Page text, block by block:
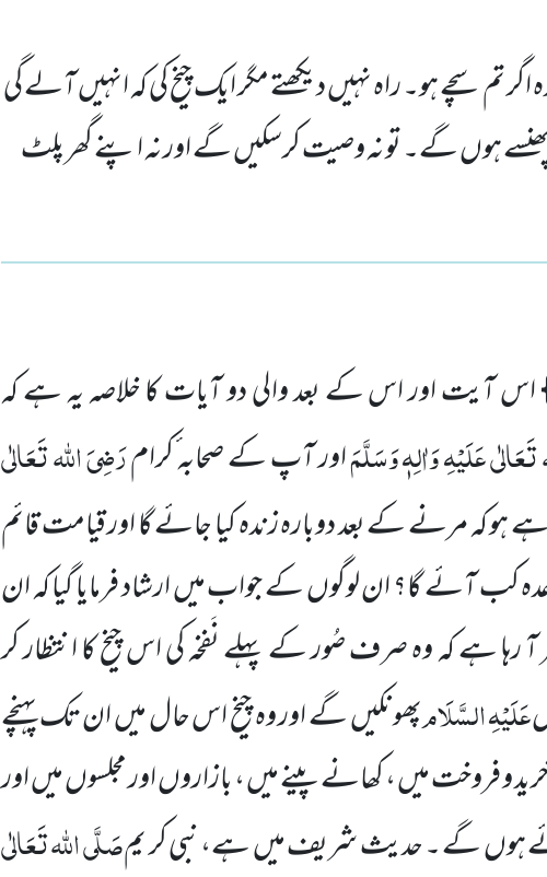
تم سچے ہو۔ راہ نہیں دیکھتے مگر ایک چیخ کی کہ انہیں آلے گی
ہوں گے۔ تو نہ وصیت کرسکیں گے اور نہ اپنے گھر پلٹ
اس آیت اور اس کے بعد والی دو آیات کا خلاصہ یہ ہے کہ
عَلَیْہِ وَاٰلِہٖ وَسَلَّمَاور آپ کے صحابہ ٔکرامرَضِیَ اللہ تَعَالٰی
ہو کہ مرنے کے بعد دوبارہ زندہ کیا جائے گا اور قیامت قائم
وعدہ کب آئے گا؟ ان لوگوںکے جواب میںارشاد فرمایا گیا کہان
رہا ہے کہ وہ صرف صُور کے پہلے نَفخہ کی اس چیخ کا انتظار کر
عَلَیْہِالسَّلَامپھونکیںگے اور وہ چیخ اس حال میںان تک پہنچے
و فروخت میں، کھانے پینے میں، بازاروںاور مجلسوںمیںاور
ہوںگے ۔ حدیث شریف میںہے، نبی کر یمصَلَّی اللہ تَعَالٰی